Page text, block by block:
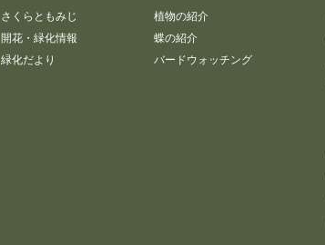
さくらともみじ
開花・緑化情報
緑化だより
植物の紹介
蝶の紹介
バードウォッチング